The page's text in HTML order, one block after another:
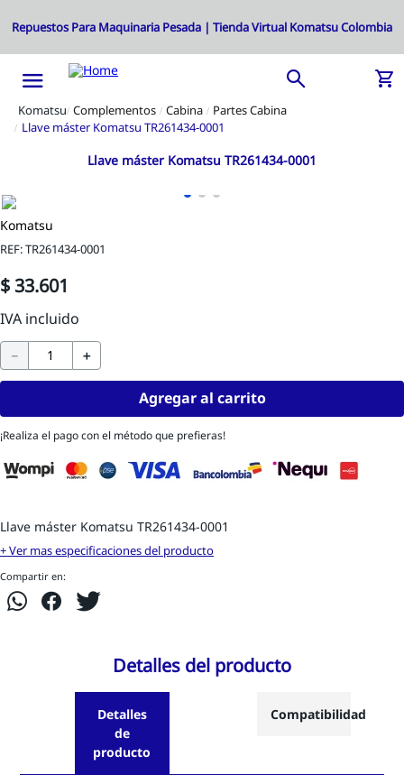
Complementos Cabina
Partes Cabina
Llave máster Komatsu TR261434-0001
Llave máster Komatsu TR261434-0001
Komatsu
REF:TR261434-0001
$ 33.601
＋
－
Agregar al carrito
¡Realiza el pago con el método que prefieras!
Llave máster Komatsu TR261434-0001
+ Ver mas especificaciones del producto
Compartir en:
Detalles del producto
Detalles
de
producto
Compatibilidad